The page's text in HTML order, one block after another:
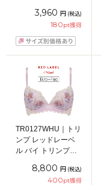
単品 ABCDEFカッ
65/70/75/80/85cm
3,960 円 (税込)
180pt獲得
TR0127WHU｜トリ
ンプ レッドレーベ
ル バイ トリンプ
ラジャー単品
BCDEFカップ アン
8,800 円 (税込)
400pt獲得